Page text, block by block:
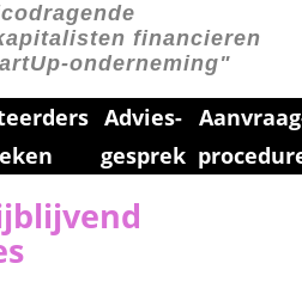
financieren
onderneming"
Advies­
gesprek